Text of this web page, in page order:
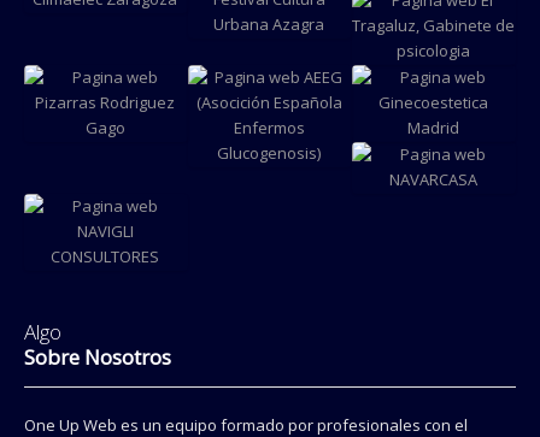
Climaelec
Zaragoza
Cartel
publicitario
Festival
Cultura
Urbana
Logotipo
Green For
Life
Pagina web
El Tragaluz,
Gabinete
psicologia
Pizarras
Rodriguez
Gago
Pagina web
Ginecoestetica
CONSULTORES
Algo
Sobre Nosotros
One Up Web es un equipo formado por profesionales con el